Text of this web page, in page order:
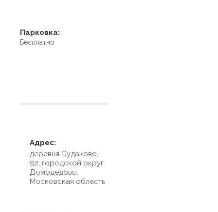
Парковка:
Бесплатно
Адрес:
деревня Судаково,
92, городской округ
Домодедово,
Московская область